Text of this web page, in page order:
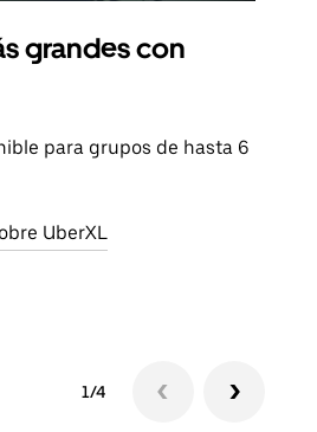
grandes con
para grupos de hasta 6
UberXL
1/4